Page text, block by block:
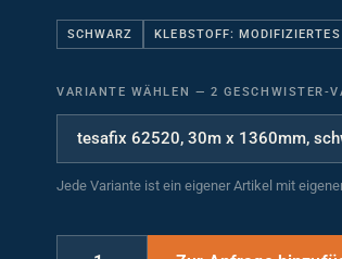
SCHWARZ KLEBSTOFF:
VARIANTE WÄHLEN 2 GESCHWISTER-
Jede Variante ist ein eigener Artikel mit